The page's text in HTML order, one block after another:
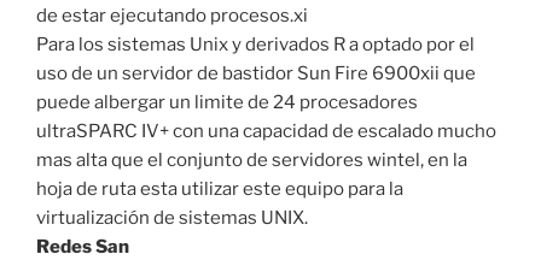
de estar ejecutando procesos.xi
Para los sistemas Unix y derivados R a optado por el
uso de un servidor de bastidor Sun Fire 6900xii que
puede albergar un limite de 24 procesadores
ultraSPARC IV+ con una capacidad de escalado mucho
mas alta que el conjunto de servidores wintel, en la
hoja de ruta esta utilizar este equipo para la
virtualización de sistemas UNIX.
Redes San